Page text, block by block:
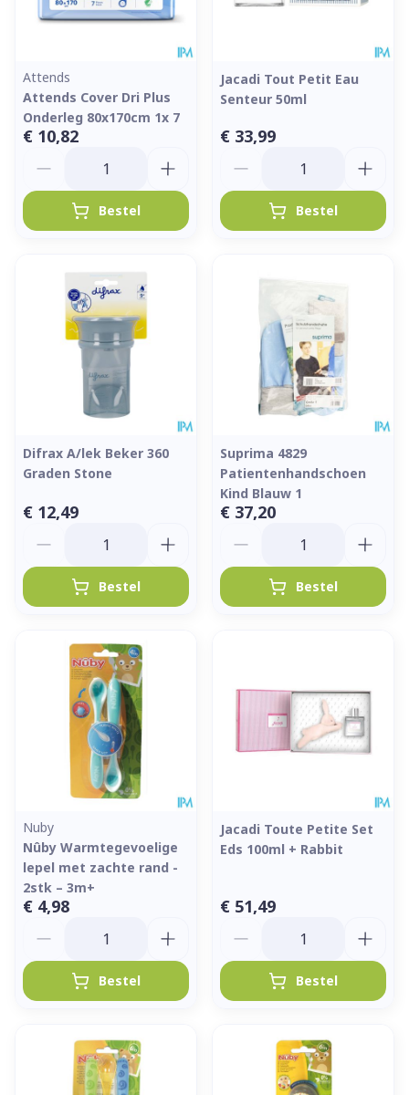
Attends
Attends Cover Dri Plus
Onderleg 80x170cm 1x 7
€ 10,82
Bestel
Jacadi Tout Petit Eau
Senteur 50ml
€ 33,99
Bestel
Difrax A/lek Beker 360
Graden Stone
€ 12,49
Bestel
Suprima 4829
Patientenhandschoen
Kind Blauw 1
€ 37,20
Bestel
Nuby
Nûby Warmtegevoelige
lepel met zachte rand -
2stk – 3m+
€ 4,98
Bestel
Jacadi Toute Petite Set
Eds 100ml + Rabbit
€ 51,49
Bestel